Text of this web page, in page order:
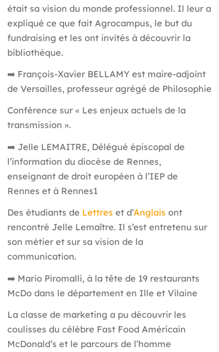
était sa vision du monde professionnel. Il leur a
expliqué ce que fait Agrocampus, le but du
fundraising et les ont invités à découvrir la
bibliothèque.
➡️ François-Xavier BELLAMY est maire-adjoint
de Versailles, professeur agrégé de Philosophie
Conférence sur « Les enjeux actuels de la
transmission ».
➡️ Jelle LEMAITRE, Délégué épiscopal de
l’information du diocèse de Rennes,
enseignant de droit européen à l’IEP de
Rennes et à Rennes1
Des étudiants de Lettres et d’Anglais ont
rencontré Jelle Lemaître. Il s’est entretenu sur
son métier et sur sa vision de la
communication.
➡️ Mario Piromalli, à la tête de 19 restaurants
McDo dans le département en Ille et Vilaine
La classe de marketing a pu découvrir les
coulisses du célèbre Fast Food Américain
McDonald’s et le parcours de l’homme